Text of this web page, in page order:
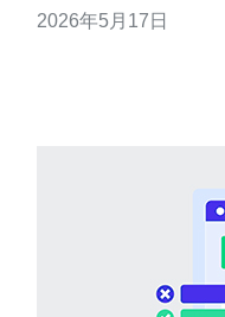
与第三方对接上更具
2026年5月17日